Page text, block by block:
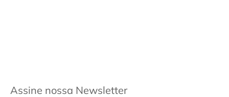
Assine nossa Newsletter